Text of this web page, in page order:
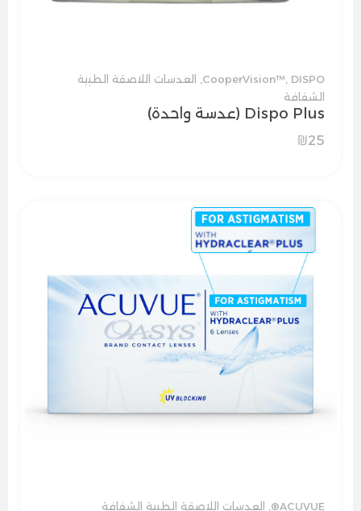
CooperVision™ DISPO
العدسات اللاصقة الطبية
الشفافة
Dispo Plus (عدسة واحدة)
₪25
ACUVUE® العدسات اللاصقة الطبية الشفافة